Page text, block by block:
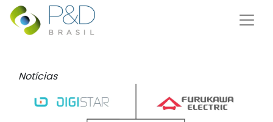
Notícias